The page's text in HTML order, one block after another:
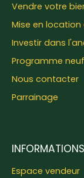
Vendre votre
Mise en
Investir dans
Programme neuf
Nous contacter
Parrainage
INFORMATIONS
Espace vendeur